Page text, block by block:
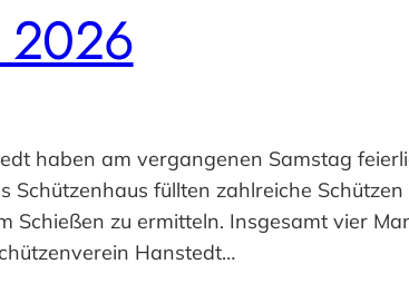
2026
haben am vergangenen Samstag
Schützenhaus füllten zahlreiche
Schießen zu ermitteln. Insgesamt vier
Hanstedt…